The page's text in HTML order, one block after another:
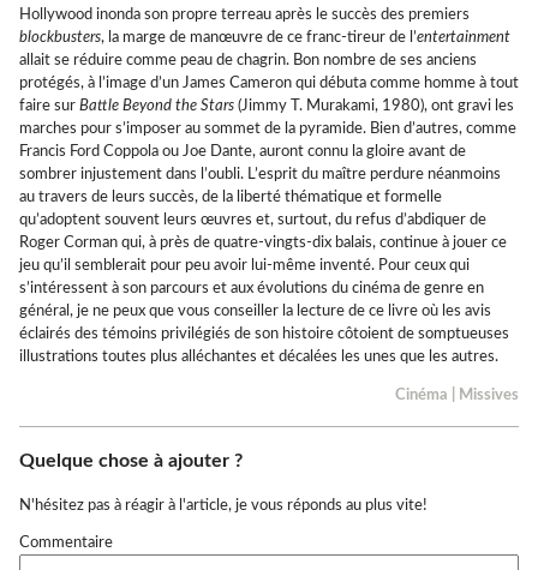
Hollywood inonda son propre terreau après le succès des premiers
blockbusters, la marge de manœuvre de ce franc-tireur de l’entertainment
allait se réduire comme peau de chagrin. Bon nombre de ses anciens
protégés, à l’image d’un James Cameron qui débuta comme homme à tout
faire sur Battle Beyond the Stars (Jimmy T. Murakami, 1980), ont gravi les
marches pour s’imposer au sommet de la pyramide. Bien d’autres, comme
Francis Ford Coppola ou Joe Dante, auront connu la gloire avant de
sombrer injustement dans l’oubli. L’esprit du maître perdure néanmoins
au travers de leurs succès, de la liberté thématique et formelle
qu’adoptent souvent leurs œuvres et, surtout, du refus d’abdiquer de
Roger Corman qui, à près de quatre-vingts-dix balais, continue à jouer ce
jeu qu’il semblerait pour peu avoir lui-même inventé. Pour ceux qui
s’intéressent à son parcours et aux évolutions du cinéma de genre en
général, je ne peux que vous conseiller la lecture de ce livre où les avis
éclairés des témoins privilégiés de son histoire côtoient de somptueuses
illustrations toutes plus alléchantes et décalées les unes que les autres.
Cinéma Missives
Quelque chose à ajouter ?
N'hésitez pas à réagir à l'article, je vous réponds au plus vite!
Commentaire